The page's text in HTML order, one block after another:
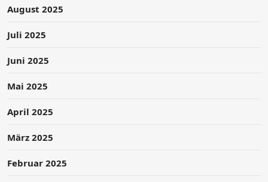
August 2025
Juli 2025
Juni 2025
Mai 2025
April 2025
März 2025
Februar 2025